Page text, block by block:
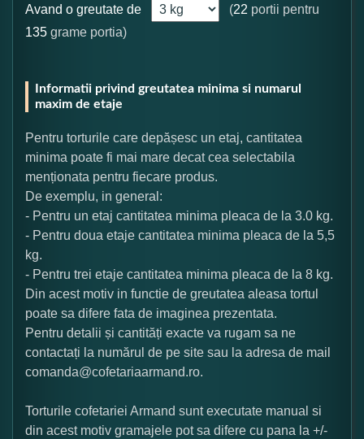
Avand o greutate de (22 portii pentru
135 grame portia)
Informatii privind greutatea minima si numarul
maxim de etaje
Pentru torturile care depășesc un etaj, cantitatea
minima poate fi mai mare decat cea selectabila
menționata pentru fiecare produs.
De exemplu, in general:
- Pentru un etaj cantitatea minima pleaca de la 3.0 kg.
- Pentru doua etaje cantitatea minima pleaca de la 5,5
kg.
- Pentru trei etaje cantitatea minima pleaca de la 8 kg.
Din acest motiv in functie de greutatea aleasa tortul
poate sa difere fata de imaginea prezentata.
Pentru detalii și cantități exacte va rugam sa ne
contactați la numărul de pe site sau la adresa de mail
comanda@cofetariaarmand.ro.
Torturile cofetariei Armand sunt executate manual si
din acest motiv gramajele pot sa difere cu pana la +/-